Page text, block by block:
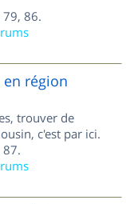
86.
région
trouver de
c'est par ici.
87.